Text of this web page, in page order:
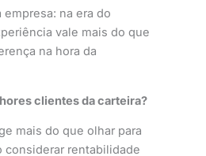
na era do
vale mais do que
na hora da
clientes da carteira?
mais do que olhar para
considerar rentabilidade